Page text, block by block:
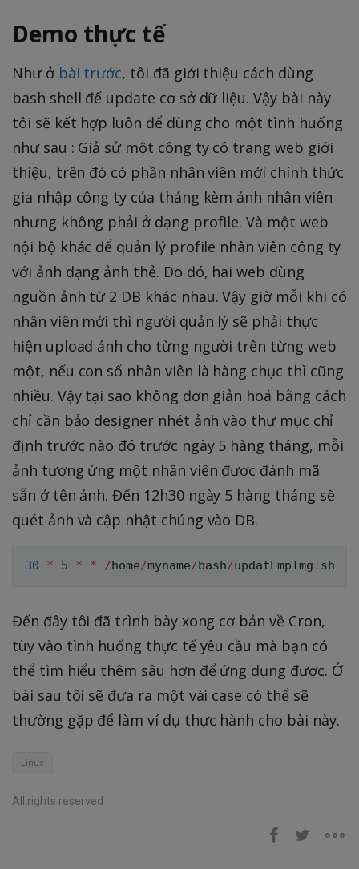
Demo thực tế
Như ở bài trước, tôi đã giới thiệu cách dùng
bash shell để update cơ sở dữ liệu. Vậy bài này
tôi sẽ kết hợp luôn để dùng cho một tình huống
như sau : Giả sử một công ty có trang web giới
thiệu, trên đó có phần nhân viên mới chính thức
gia nhập công ty của tháng kèm ảnh nhân viên
nhưng không phải ở dạng profile. Và một web
nội bộ khác để quản lý profile nhân viên công ty
với ảnh dạng ảnh thẻ. Do đó, hai web dùng
nguồn ảnh từ 2 DB khác nhau. Vậy giờ mỗi khi có
nhân viên mới thì người quản lý sẽ phải thực
hiện upload ảnh cho từng người trên từng web
một, nếu con số nhân viên là hàng chục thì cũng
nhiều. Vậy tại sao không đơn giản hoá bằng cách
chỉ cần bảo designer nhét ảnh vào thư mục chỉ
định trước nào đó trước ngày 5 hàng tháng, mỗi
ảnh tương ứng một nhân viên được đánh mã
sẵn ở tên ảnh. Đến 12h30 ngày 5 hàng tháng sẽ
quét ảnh và cập nhật chúng vào DB.
30 * 5 * * /home/myname/bash/updatEmpImg .
Đến đây tôi đã trình bày xong cơ bản về Cron,
tùy vào tình huống thực tế yêu cầu mà bạn có
thể tìm hiểu thêm sâu hơn để ứng dụng được. Ở
bài sau tôi sẽ đưa ra một vài case có thể sẽ
thường gặp để làm ví dụ thực hành cho bài này.
Linux
All rights reserved